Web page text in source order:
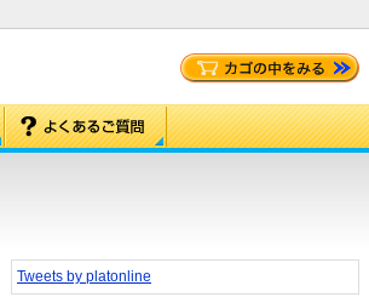
Tweets by platonline